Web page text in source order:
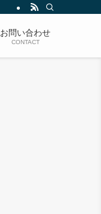
お問い合わせ
CONTACT